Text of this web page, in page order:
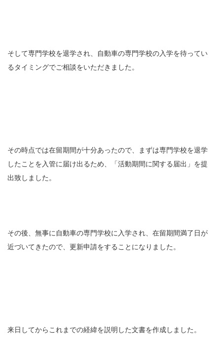
そして専門学校を退学され、自動車の専門学校の入学を待ってい
るタイミングでご相談をいただきました。
その時点では在留期間が十分あったので、まずは専門学校を退学
したことを入管に届け出るため、「活動期間に関する届出」を提
出致しました。
その後、無事に自動車の専門学校に入学され、在留期間満了日が
近づいてきたので、更新申請をすることになりました。
来日してからこれまでの経緯を説明した文書を作成しました。